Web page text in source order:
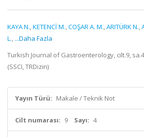
KAYA N.,KETENCİ M.,COŞAR A. M.,ARITÜRK N.,
L., ...Daha Fazla
Turkish Journal of Gastroenterology, cilt.9,
(SSCI, TRDizin)
Yayın Türü: Makale / Teknik Not
Cilt numarası: 9 Sayı: 4